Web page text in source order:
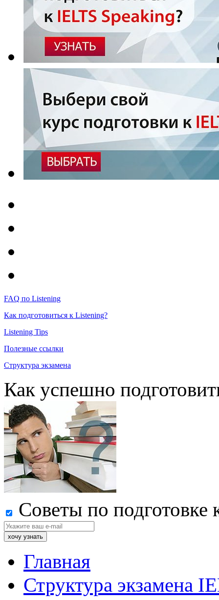
FAQ по Listening
Как подготовиться к Listening?
Listening Tips
Полезные ссылки
Структура экзамена
Как успешно
Советы по подготовке
Главная
Структура экзамена